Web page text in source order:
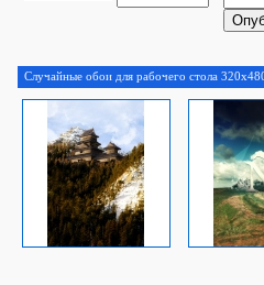
Случайные обои для рабочего стола